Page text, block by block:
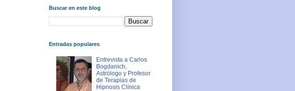
Buscar en este blog
Entradas populares
Entrevista a Carlos
Bogdanich,
Astrólogo y Profesor
de Terapias de
Hipnosis Clínica